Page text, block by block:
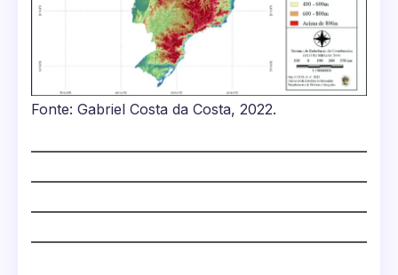
Fonte: Gabriel Costa da Costa, 2022.